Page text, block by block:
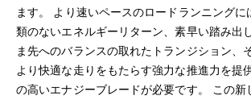
ます。 より速いペースのロードランニング
類のないエネルギーリターン、素早い踏み出
ま先へのバランスの取れたトランジション、
より快適な走りをもたらす強力な推進力を提
の高いエナジーブレードが必要です。 この新